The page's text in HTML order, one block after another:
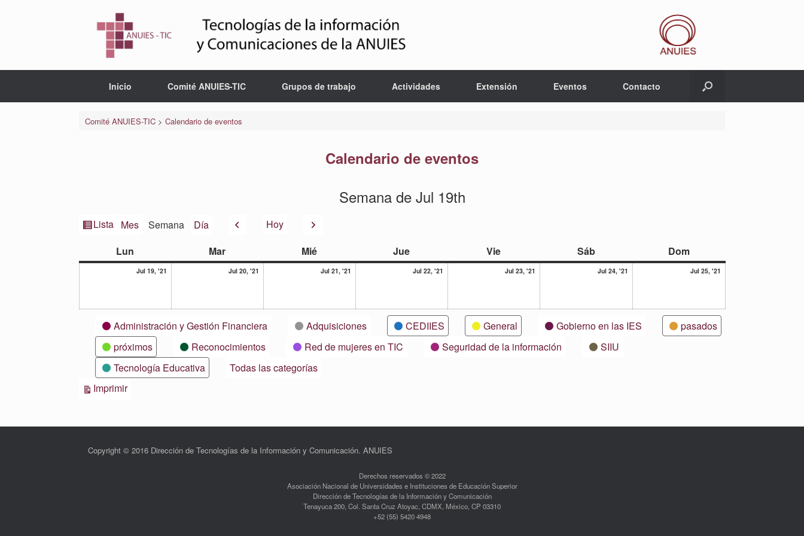
Inicio Comité ANUIES-TIC Grupos de trabajo Actividades Extensión Eventos Contacto
Comité ANUIES-TIC> Calendario de eventos
Calendario de eventos
Semana de Jul 19th
Ver
Lista Mes Semana Día AnteriorHoy Siguiente
Lun Marmartes Miémiércoles Juejueves Vieviernes Sábsábado Domdomingo
Jul 19, '21 Jul 20, '21 Jul 21, '21 Jul 22, '21 Jul 23, '21 Jul 24, '21 Jul 25, '21
CategoríasAdministración y Gestión Financiera Adquisiciones CEDIIES General Gobierno en las IES
pasados
próximos
Reconocimientos Red de mujeres en TIC Seguridad de la información
SIIU
Tecnología Educativa
Todas las categorías
ImprimirVistas
Copyright © 2016 Dirección de Tecnologías de la Información y Comunicación. ANUIES
Derechos reservados © 2022
Asociación Nacional de Universidades e Instituciones de Educación Superior
Dirección de Tecnologías de la Información y Comunicación
Tenayuca 200, Col. Santa Cruz Atoyac, CDMX, México, CP 03310
+52 (55) 5420 4948